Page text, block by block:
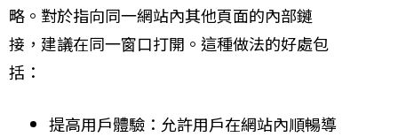
略。對於指向同一網站內其他頁面的內部鏈
接，建議在同一窗口打開。這種做法的好處包
括：
提高用戶體驗：允許用戶在網站內順暢導